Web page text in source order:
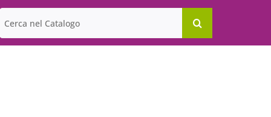
per: